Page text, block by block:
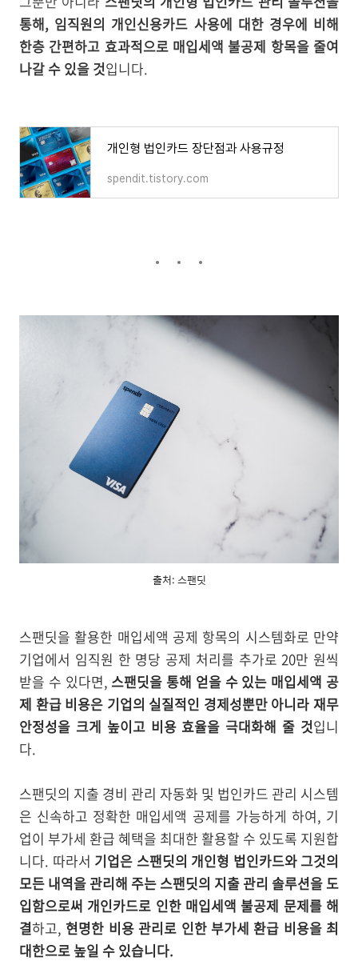
통해, 임직원의 개인신용카드 사용에 대한 경우에 비해
한층 간편하고 효과적으로 매입세액 불공제 항목을 줄여
나갈 수 있을 것입니다.
개인형 법인카드 장단점과 사용규정
spendit.tistory.com
출처: 스팬딧
스팬딧을 활용한 매입세액 공제 항목의 시스템화로 만약
기업에서 임직원 한 명당 공제 처리를 추가로 20만 원씩
받을 수 있다면, 스팬딧을 통해 얻을 수 있는 매입세액 공
제 환급 비용은 기업의 실질적인 경제성뿐만 아니라 재무
안정성을 크게 높이고 비용 효율을 극대화해 줄 것입니
다.
스팬딧의 지출 경비 관리 자동화 및 법인카드 관리 시스템
은 신속하고 정확한 매입세액 공제를 가능하게 하여, 기
업이 부가세 환급 혜택을 최대한 활용할 수 있도록 지원합
니다. 따라서 기업은 스팬딧의 개인형 법인카드와 그것의
모든 내역을 관리해 주는 스팬딧의 지출 관리 솔루션을 도
입함으로써 개인카드로 인한 매입세액 불공제 문제를 해
결하고, 현명한 비용 관리로 인한 부가세 환급 비용을 최
대한으로 높일 수 있습니다.